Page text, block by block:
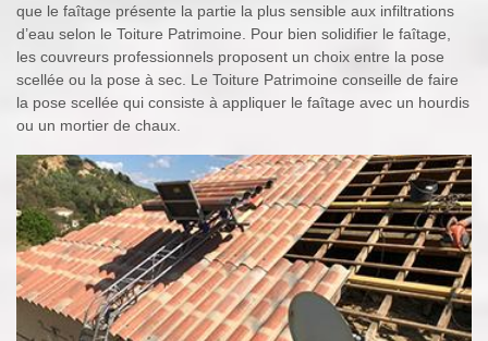
que le faîtage présente la partie la plus sensible aux infiltrations
d’eau selon le Toiture Patrimoine. Pour bien solidifier le faîtage,
les couvreurs professionnels proposent un choix entre la pose
scellée ou la pose à sec. Le Toiture Patrimoine conseille de faire
la pose scellée qui consiste à appliquer le faîtage avec un hourdis
ou un mortier de chaux.